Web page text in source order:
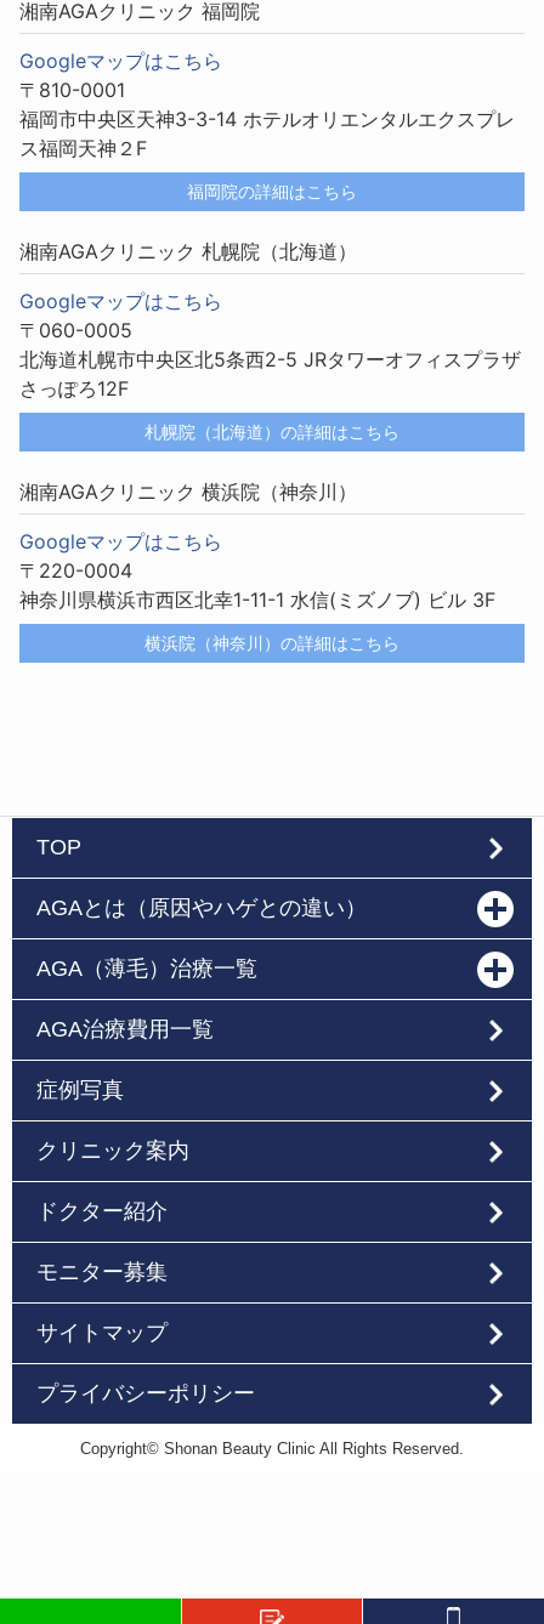
湘南AGAクリニック 福岡院
Googleマップはこちら
〒810-0001
福岡市中央区天神3-3-14 ホテルオリエンタルエクスプレ
ス福岡天神２F
福岡院の詳細はこちら
湘南AGAクリニック 札幌院（北海道）
Googleマップはこちら
〒060-0005
北海道札幌市中央区北5条西2-5 JRタワーオフィスプラザ
さっぽろ12F
札幌院（北海道）の詳細はこちら
湘南AGAクリニック 横浜院（神奈川）
Googleマップはこちら
〒220-0004
神奈川県横浜市西区北幸1-11-1 水信(ミズノブ) ビル 3F
横浜院（神奈川）の詳細はこちら
TOP
AGAとは（原因やハゲとの違い）
AGA（薄毛）治療一覧
AGA治療費用一覧
症例写真
クリニック案内
ドクター紹介
モニター募集
サイトマップ
プライバシーポリシー
Copyright© Shonan Beauty Clinic All Rights Reserved.